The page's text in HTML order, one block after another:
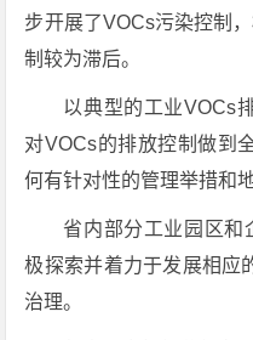
步开展了VOCs污染控制
制较为滞后。
以典型的工业VOCs
对VOCs的排放控制做到
何有针对性的管理举措和
省内部分工业园区和
极探索并着力于发展相应
治理。